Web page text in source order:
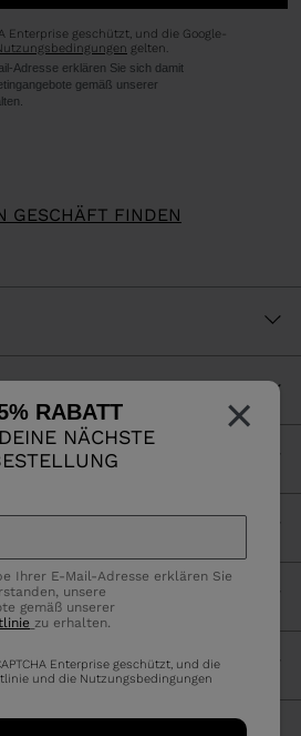
×
RABATT
NÄCHSTE
Ihrer E-Mail-Adresse erklären Sie
unsere
gemäß unserer
zu erhalten.
Enterprise geschützt, und die
und die Nutzungsbedingungen
GESCHÄFT FINDEN
Enterprise geschützt, und die Google-
gelten.
Adresse erklären Sie sich damit
gemäß unserer